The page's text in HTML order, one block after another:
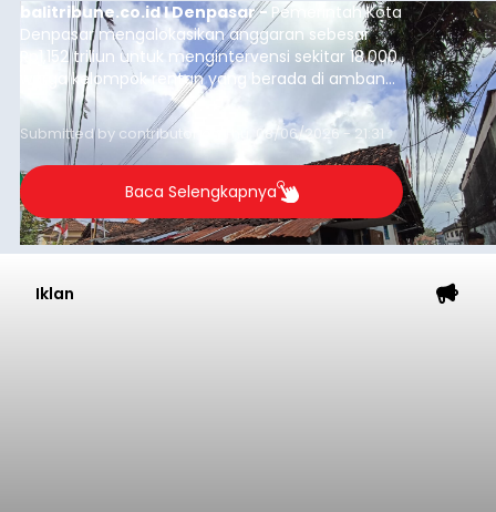
balitribune.co.id I Denpasar - Pemerintah Kota
Denpasar mengalokasikan anggaran sebesar
Rp1,152 triliun untuk mengintervensi sekitar 18.000
warga kelompok rentan yang berada di ambang
garis kemiskinan. Langkah strategis ini diambil
guna menjaga masyarakat yang berada pada
kelompok desil 5 dan 6 tersebut agar tidak
merosot ke kategori miskin.
Submitted by contributor Thu, 08/06/2026 - 21:31
Baca Selengkapnya
Iklan